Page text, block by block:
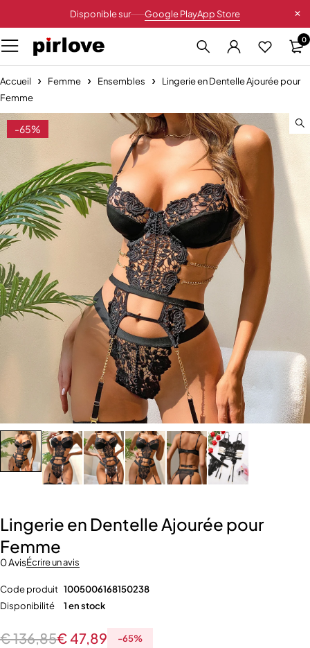
Disponible sur Google PlayApp Store
0
Accueil Femme Ensembles
Lingerie en Dentelle Ajourée pour
Femme
-65%
Lingerie en Dentelle Ajourée pour
Femme
0 AvisÉcrire un avis
Code produit 1005006168150238
Disponibilité
1 en stock
€136,85€47,89 -65%